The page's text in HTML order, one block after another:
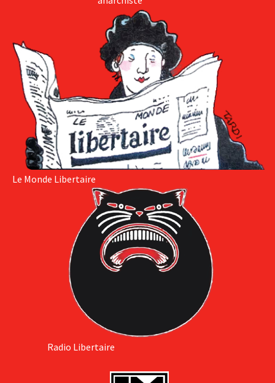
Le Monde Libertaire
Radio Libertaire